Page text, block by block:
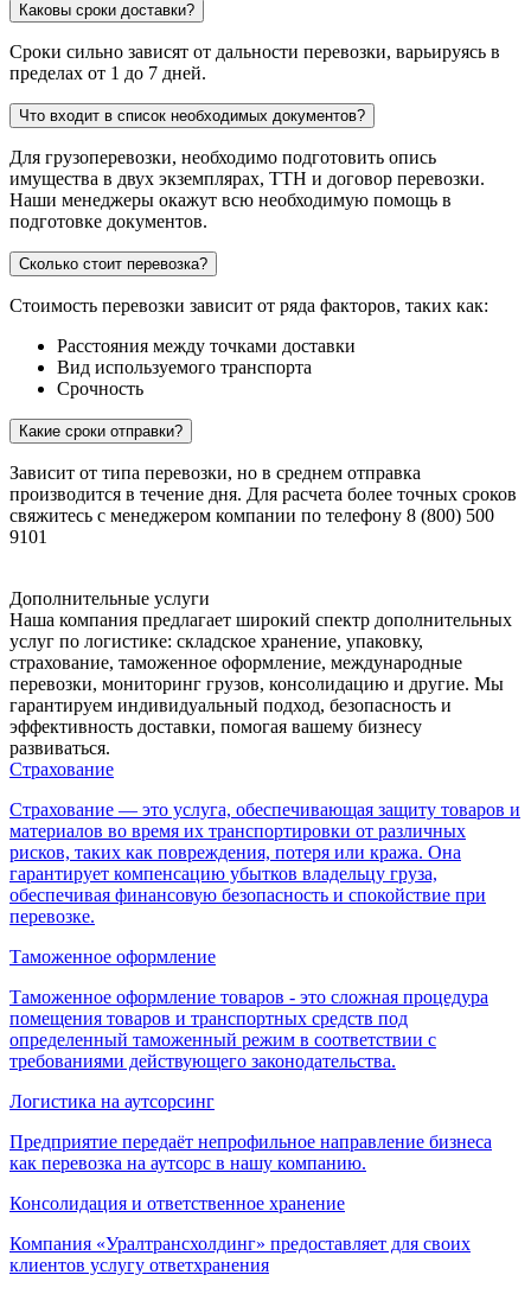
Каковы сроки доставки?
Сроки сильно зависят от дальности перевозки, варьируясь в
пределах от 1 до 7 дней.
Что входит в список необходимых документов?
Для грузоперевозки, необходимо подготовить опись
имущества в двух экземплярах, ТТН и договор перевозки.
Наши менеджеры окажут всю необходимую помощь в
подготовке документов.
Сколько стоит перевозка?
Стоимость перевозки зависит от ряда факторов, таких как:
Расстояния между точками доставки
Вид используемого транспорта
Срочность
Какие сроки отправки?
Зависит от типа перевозки, но в среднем отправка
производится в течение дня. Для расчета более точных сроков
свяжитесь с менеджером компании по телефону 8 (800) 500
9101
Дополнительные услуги
Наша компания предлагает широкий спектр дополнительных
услуг по логистике: складское хранение, упаковку,
страхование, таможенное оформление, международные
перевозки, мониторинг грузов, консолидацию и другие. Мы
гарантируем индивидуальный подход, безопасность и
эффективность доставки, помогая вашему бизнесу
развиваться.
Страхование
Страхование — это услуга, обеспечивающая защиту товаров и
материалов во время их транспортировки от различных
рисков, таких как повреждения, потеря или кража. Она
гарантирует компенсацию убытков владельцу груза,
обеспечивая финансовую безопасность и спокойствие при
перевозке.
Таможенное оформление
Таможенное оформление товаров - это сложная процедура
помещения товаров и транспортных средств под
определенный таможенный режим в соответствии с
требованиями действующего законодательства.
Логистика на аутсорсинг
Предприятие передаёт непрофильное направление бизнеса
как перевозка на аутсорс в нашу компанию.
Консолидация и ответственное хранение
Компания «Уралтрансхолдинг» предоставляет для своих
клиентов услугу ответхранения